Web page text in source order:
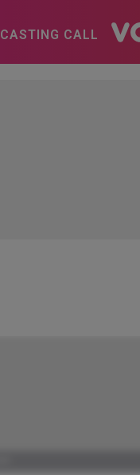
CASTING CALL